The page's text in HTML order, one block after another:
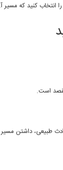
انتخاب کنید که
است.
طبیعی، داشتن مسیر